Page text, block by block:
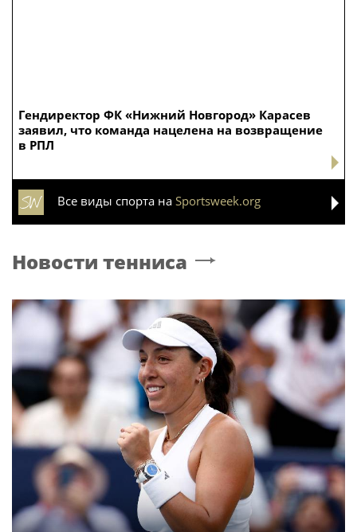
Гендиректор ФК «Нижний Новгород» Карасев
заявил, что команда нацелена на возвращение
в РПЛ
Все виды спорта на Sportsweek.org
Новости тенниса